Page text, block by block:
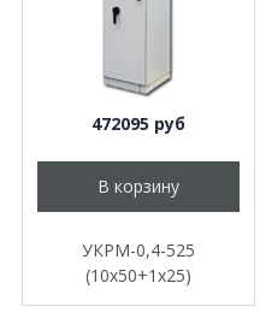
472095 руб
В корзину
УКРМ-0,4-525
(10х50+1х25)